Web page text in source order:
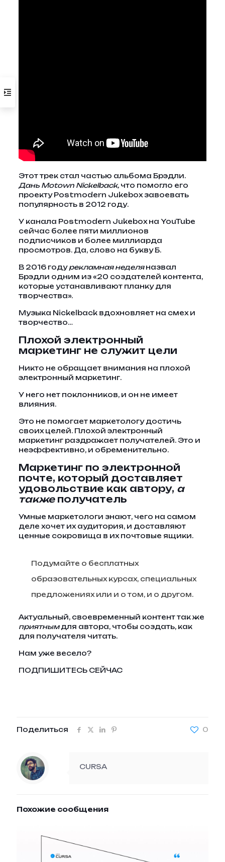
Этот трек стал частью альбома Брэдли.
Дань Motown Nickelback,что помогло его
проекту Postmodern Jukebox завоевать
популярность в 2012 году.
У канала Postmodern Jukebox на YouTube
сейчас более пяти миллионов
подписчиков и более миллиарда
просмотров. Да, слово на букву Б.
В 2016 годурекламная неделяназвал
Брэдли одним из «20 создателей контента,
которые устанавливают планку для
творчества».
Музыка Nickelback вдохновляет на смех и
творчество…
Плохой электронный
маркетинг не служит цели
Никто не обращает внимания на плохой
электронный маркетинг.
У него нет поклонников, и он не имеет
влияния.
Это не помогает маркетологу достичь
своих целей. Плохой электронный
маркетинг раздражает получателей. Это и
неэффективно, и обременительно.
Маркетинг по электронной
почте, который доставляет
удовольствие как автору, а
такжеполучатель
Умные маркетологи знают, чего на самом
деле хочет их аудитория, и доставляют
ценные сокровища в их почтовые ящики.
Подумайте о бесплатных
образовательных курсах, специальных
предложениях или и о том, и о другом.
Актуальный, своевременный контент так же
приятнымдля автора, чтобы создать, как
для получателя читать.
Нам уже весело?
ПОДПИШИТЕСЬ СЕЙЧАС
Поделиться 0
CURSA
Похожие сообщения